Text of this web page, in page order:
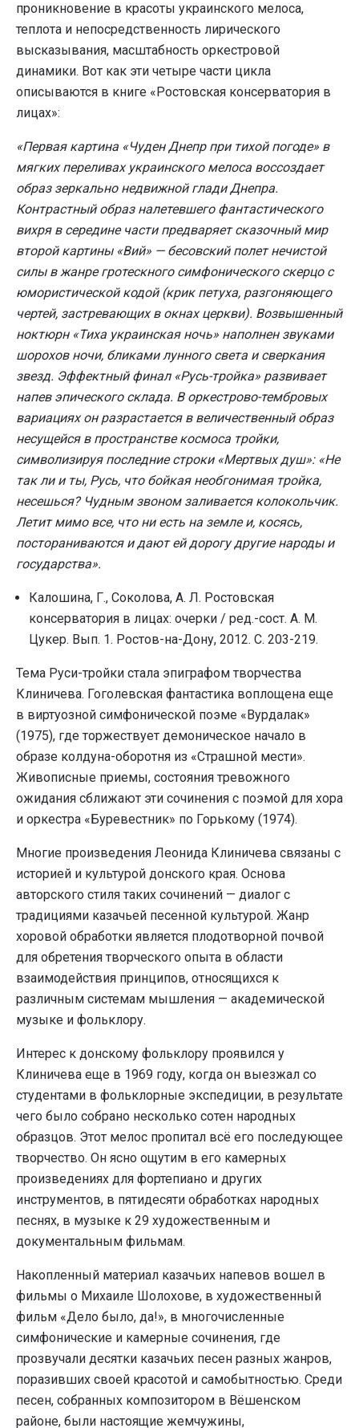
проникновение в красоты украинского мелоса,
теплота и непосредственность лирического
высказывания, масштабность оркестровой
динамики. Вот как эти четыре части цикла
описываются в книге «Ростовская консерватория в
лицах»:
«Первая картина «Чуден Днепр при тихой погоде» в
мягких переливах украинского мелоса воссоздает
образ зеркально недвижной глади Днепра.
Контрастный образ налетевшего фантастического
вихря в середине части предваряет сказочный мир
второй картины «Вий» — бесовский полет нечистой
силы в жанре гротескного симфонического скерцо с
юмористической кодой (крик петуха, разгоняющего
чертей, застревающих в окнах церкви). Возвышенный
ноктюрн «Тиха украинская ночь» наполнен звуками
шорохов ночи, бликами лунного света и сверкания
звезд. Эффектный финал «Русь-тройка» развивает
напев эпического склада. В оркестрово-тембровых
вариациях он разрастается в величественный образ
несущейся в пространстве космоса тройки,
символизируя последние строки «Мертвых душ»: «Не
так ли и ты, Русь, что бойкая необгонимая тройка,
несешься? Чудным звоном заливается колокольчик.
Летит мимо все, что ни есть на земле и, косясь,
постораниваются и дают ей дорогу другие народы и
государства».
Калошина, Г., Соколова, А. Л. Ростовская
консерватория в лицах: очерки / ред.-сост. А. М.
Цукер. Вып. 1. Ростов-на-Дону, 2012. С. 203-219.
Тема Руси-тройки стала эпиграфом творчества
Клиничева. Гоголевская фантастика воплощена еще
в виртуозной симфонической поэме «Вурдалак»
(1975), где торжествует демоническое начало в
образе колдуна-оборотня из «Страшной мести».
Живописные приемы, состояния тревожного
ожидания сближают эти сочинения с поэмой для хора
и оркестра «Буревестник» по Горькому (1974).
Многие произведения Леонида Клиничева связаны с
историей и культурой донского края. Основа
авторского стиля таких сочинений — диалог с
традициями казачьей песенной культурой. Жанр
хоровой обработки является плодотворной почвой
для обретения творческого опыта в области
взаимодействия принципов, относящихся к
различным системам мышления — академической
музыке и фольклору.
Интерес к донскому фольклору проявился у
Клиничева еще в 1969 году, когда он выезжал со
студентами в фольклорные экспедиции, в результате
чего было собрано несколько сотен народных
образцов. Этот мелос пропитал всё его последующее
творчество. Он ясно ощутим в его камерных
произведениях для фортепиано и других
инструментов, в пятидесяти обработках народных
песнях, в музыке к 29 художественным и
документальным фильмам.
Накопленный материал казачьих напевов вошел в
фильмы о Михаиле Шолохове, в художественный
фильм «Дело было, да!», в многочисленные
симфонические и камерные сочинения, где
прозвучали десятки казачьих песен разных жанров,
поразивших своей красотой и самобытностью. Среди
песен, собранных композитором в Вёшенском
районе, были настоящие жемчужины,